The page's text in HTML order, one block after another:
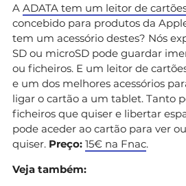
A ADATA tem um leitor de
concebido para produtos da
tem um acessório destes? Nós
SD ou microSD pode guardar
ou ficheiros. E um leitor de
e um dos melhores acessórios
ligar o cartão a um tablet. Tanto
ficheiros que quiser e libertar
pode aceder ao cartão para ver
quiser. Preço: 15€ na Fnac.
Veja também: